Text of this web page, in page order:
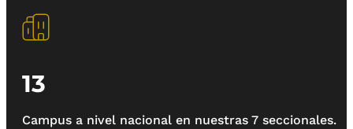
13
Campus a nivel nacional en nuestras 7 seccionales.